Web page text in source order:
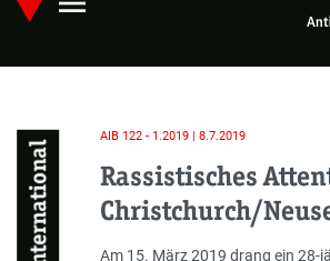
Skip
main
Hauptmenü
International
AIB 122 - 1.2019 | 8.7.2019
Rassistisches
Christchurch/
Einleitung
Am 15. März 2019 drang ein 28-